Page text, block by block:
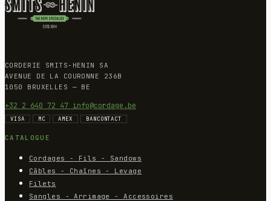
CORDERIE SMITS-HENIN SA
AVENUE DE LA COURONNE 236B
1050 BRUXELLES — BE
+32 2 640 72 47 info@cordage.be
VISA MC AMEX BANCONTACT
CATALOGUE
Cordages - Fils - Sandows
Câbles - Chaînes - Levage
Filets
Sangles - Arrimage - Accessoires